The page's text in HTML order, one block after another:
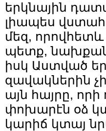
երկնային
լիապես
մեզ, որովհետև
պետք,
իսկ Աստված
զավակներին
այն հայրը, որի
փոխարէն օձ
կարիճ կտայ